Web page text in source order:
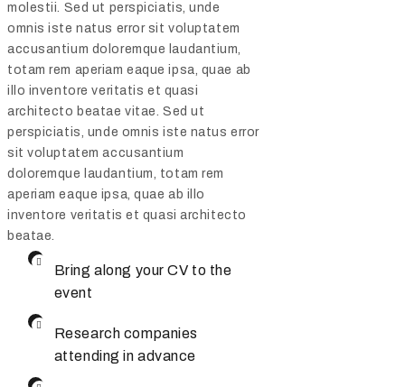
molestii. Sed ut perspiciatis, unde
omnis iste natus error sit voluptatem
accusantium doloremque laudantium,
totam rem aperiam eaque ipsa, quae ab
illo inventore veritatis et quasi
architecto beatae vitae. Sed ut
perspiciatis, unde omnis iste natus error
sit voluptatem accusantium
doloremque laudantium, totam rem
aperiam eaque ipsa, quae ab illo
inventore veritatis et quasi architecto
beatae.
Bring along your CV to the
event
Research companies
attending in advance